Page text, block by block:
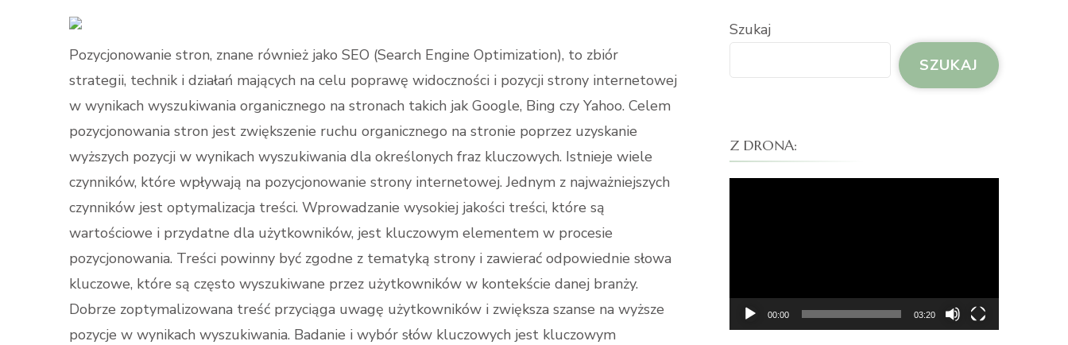
Pozycjonowanie stron, znane również jako SEO (Search Engine Optimization), to zbiór
strategii, technik i działań mających na celu poprawę widoczności i pozycji strony internetowej
w wynikach wyszukiwania organicznego na stronach takich jak Google, Bing czy Yahoo. Celem
pozycjonowania stron jest zwiększenie ruchu organicznego na stronie poprzez uzyskanie
wyższych pozycji w wynikach wyszukiwania dla określonych fraz kluczowych. Istnieje wiele
czynników, które wpływają na pozycjonowanie strony internetowej. Jednym z najważniejszych
czynników jest optymalizacja treści. Wprowadzanie wysokiej jakości treści, które są
wartościowe i przydatne dla użytkowników, jest kluczowym elementem w procesie
pozycjonowania. Treści powinny być zgodne z tematyką strony i zawierać odpowiednie słowa
kluczowe, które są często wyszukiwane przez użytkowników w kontekście danej branży.
Dobrze zoptymalizowana treść przyciąga uwagę użytkowników i zwiększa szanse na wyższe
pozycje w wynikach wyszukiwania. Badanie i wybór słów kluczowych jest kluczowym
Szukaj
SZUKAJ
Z DRONA:
00:00 03:20